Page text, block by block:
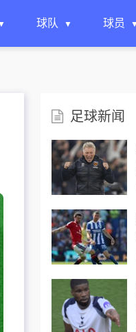
球队 球员
足球新闻